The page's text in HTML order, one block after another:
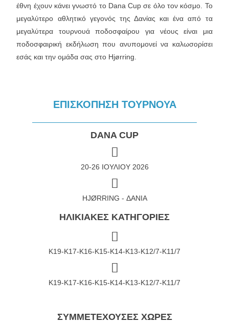
έθνη έχουν κάνει γνωστό το Dana Cup σε όλο τον κόσμο. Το
μεγαλύτερο αθλητικό γεγονός της Δανίας και ένα από τα
μεγαλύτερα τουρνουά ποδοσφαίρου για νέους είναι μια
ποδοσφαιρική εκδήλωση που ανυπομονεί να καλωσορίσει
εσάς και την ομάδα σας στο Hjørring.
ΕΠΙΣΚΟΠΗΣΗ ΤΟΥΡΝΟΥΑ
DANA CUP
20-26 ΙΟΥΛΙΟΥ 2026
HJØRRING - ΔΑΝΙΑ
ΗΛΙΚΙΑΚΕΣ ΚΑΤΗΓΟΡΙΕΣ
Κ19-Κ17-Κ16-Κ15-Κ14-Κ13-Κ12/7-Κ11/7
Κ19-Κ17-Κ16-Κ15-Κ14-Κ13-Κ12/7-Κ11/7
ΣΥΜΜΕΤΕΧΟΥΣΕΣ ΧΩΡΕΣ